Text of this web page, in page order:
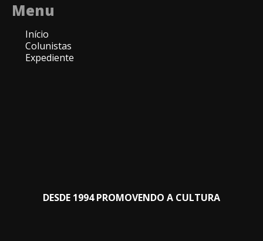
Menu
Início
Colunistas
Expediente
DESDE 1994 PROMOVENDO A CULTURA